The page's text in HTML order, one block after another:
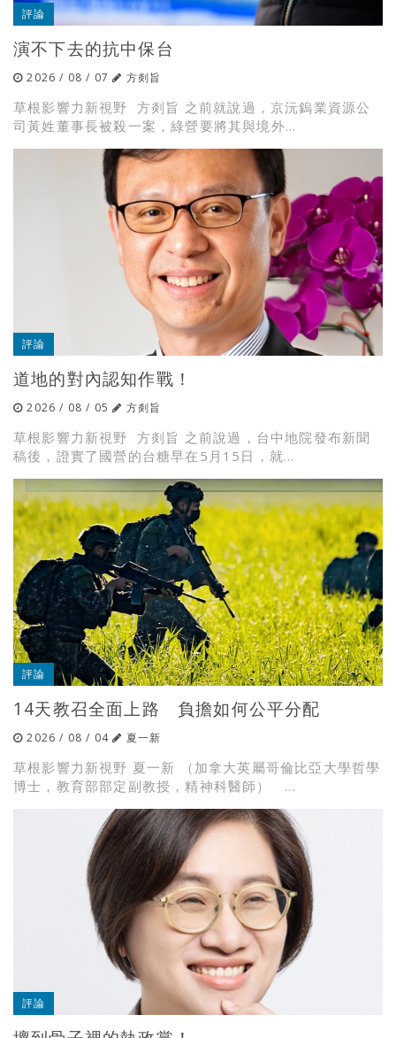
評論
演不下去的抗中保台
2026 / 08 / 07 方剡旨
草根影響力新視野 方剡旨 之前就說過，京沅鎢業資源公
司黃姓董事長被殺一案，綠營要將其與境外...
評論
道地的對內認知作戰！
2026 / 08 / 05 方剡旨
草根影響力新視野 方剡旨 之前說過，台中地院發布新聞
稿後，證實了國營的台糖早在5月15日，就...
評論
14天教召全面上路 負擔如何公平分配
2026 / 08 / 04 夏一新
草根影響力新視野 夏一新 （加拿大英屬哥倫比亞大學哲學
博士，教育部部定副教授，精神科醫師） ...
評論